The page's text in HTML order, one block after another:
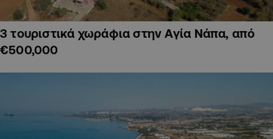
3 τουριστικά χωράφια στην Αγία Νάπα, από
€500,000